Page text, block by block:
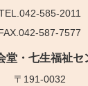
585-2011
587-7577
堂・七生福祉セ
〒191-0032